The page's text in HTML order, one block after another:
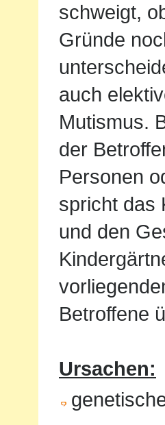
schweigt,
Gründe
auch
Mutismus.
der
Personen
spricht das
und den
Betroffene
Ursachen: